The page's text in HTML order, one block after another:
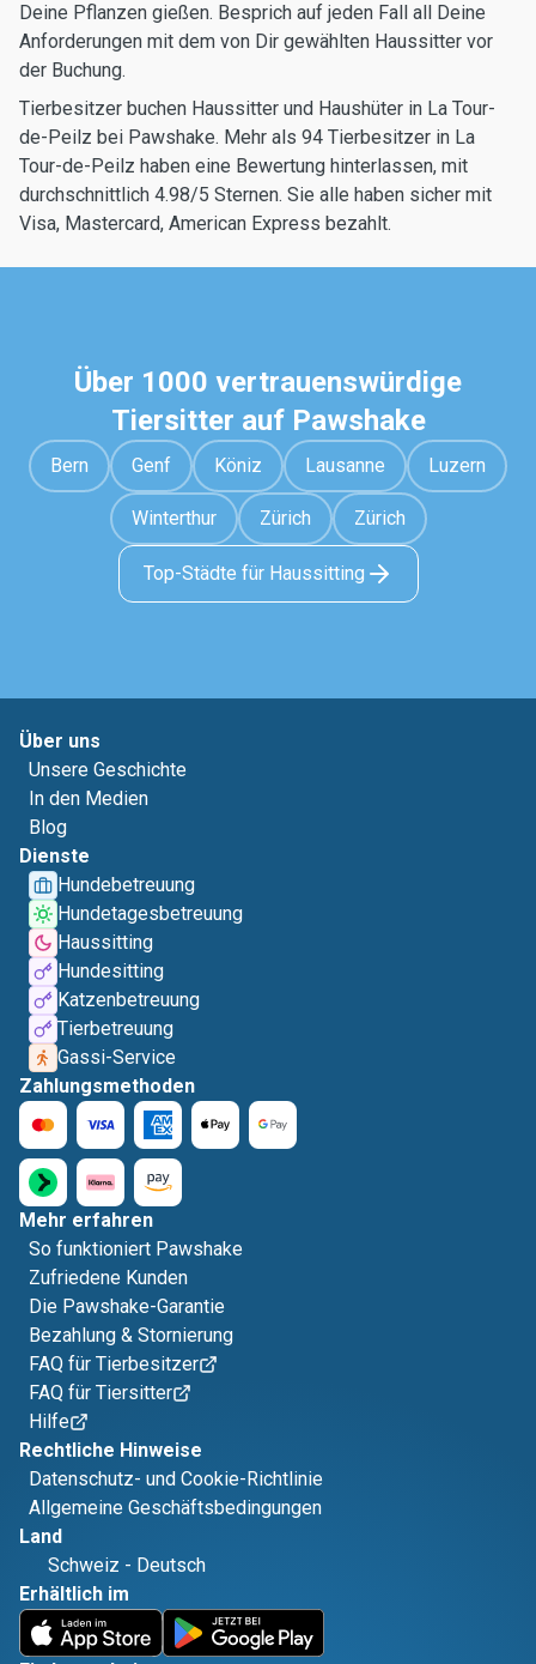
Deine Pflanzen gießen. Besprich auf jeden Fall all Deine
Anforderungen mit dem von Dir gewählten Haussitter vor
der Buchung.
Tierbesitzer buchen Haussitter und Haushüter in La Tour-
de-Peilz bei Pawshake. Mehr als 94 Tierbesitzer in La
Tour-de-Peilz haben eine Bewertung hinterlassen, mit
durchschnittlich 4.98/5 Sternen. Sie alle haben sicher mit
Visa, Mastercard, American Express bezahlt.
Über 1000 vertrauenswürdige
Tiersitter auf Pawshake
Bern Genf Köniz Lausanne Luzern
Winterthur Zürich Zürich
Top-Städte für Haussitting
Über uns
Unsere Geschichte
In den Medien
Blog
Dienste
Hundebetreuung
Hundetagesbetreuung
Haussitting
Hundesitting
Katzenbetreuung
Tierbetreuung
Gassi-Service
Zahlungsmethoden
Mehr erfahren
So funktioniert Pawshake
Zufriedene Kunden
Die Pawshake-Garantie
Bezahlung & Stornierung
FAQ für Tierbesitzer
FAQ für Tiersitter
Hilfe
Rechtliche Hinweise
Datenschutz- und Cookie-Richtlinie
Allgemeine Geschäftsbedingungen
Land
Schweiz - Deutsch
Erhältlich im